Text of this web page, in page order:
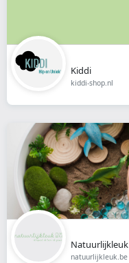
Kiddi
kiddi-shop.nl
Natuurlijkleuk
natuurlijkleuk.be